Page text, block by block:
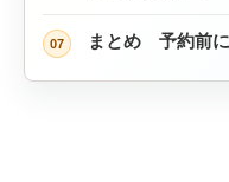
07 まとめ 予約前